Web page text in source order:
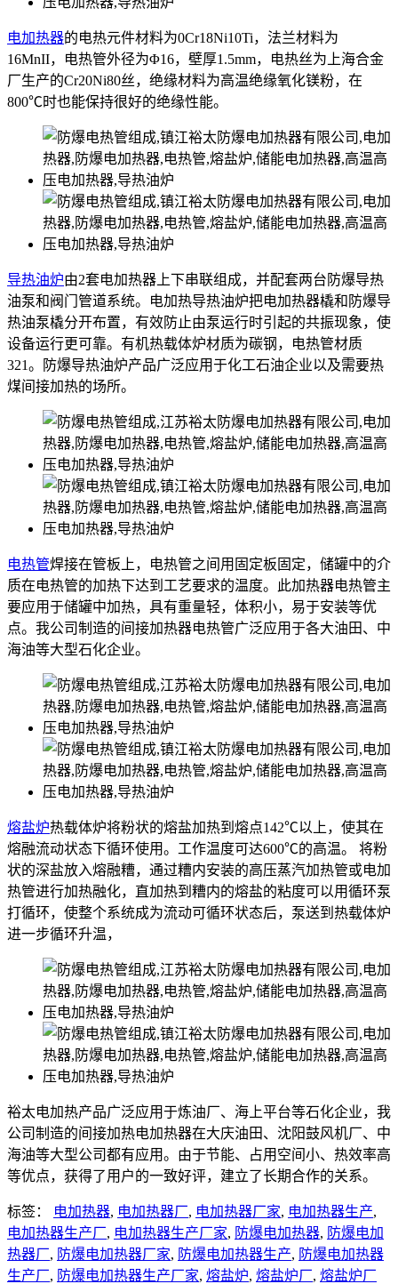
电加热器的电热元件材料为0Cr18Ni10Ti，法兰材料为
16MnII，电热管外径为Φ16，壁厚1.5mm，电热丝为上海合金
厂生产的Cr20Ni80丝，绝缘材料为高温绝缘氧化镁粉，在
800℃时也能保持很好的绝缘性能。
导热油炉由2套电加热器上下串联组成，并配套两台防爆导热
油泵和阀门管道系统。电加热导热油炉把电加热器橇和防爆导
热油泵橇分开布置，有效防止由泵运行时引起的共振现象，使
设备运行更可靠。有机热载体炉材质为碳钢，电热管材质
321。防爆导热油炉产品广泛应用于化工石油企业以及需要热
煤间接加热的场所。
电热管焊接在管板上，电热管之间用固定板固定，储罐中的介
质在电热管的加热下达到工艺要求的温度。此加热器电热管主
要应用于储罐中加热，具有重量轻，体积小，易于安装等优
点。我公司制造的间接加热器电热管广泛应用于各大油田、中
海油等大型石化企业。
熔盐炉热载体炉将粉状的熔盐加热到熔点142℃以上，使其在
熔融流动状态下循环使用。工作温度可达600℃的高温。 将粉
状的深盐放入熔融糟，通过糟内安装的高压蒸汽加热管或电加
热管进行加热融化，直加热到糟内的熔盐的粘度可以用循环泵
打循环，使整个系统成为流动可循环状态后，泵送到热载体炉
进一步循环升温，
裕太电加热产品广泛应用于炼油厂、海上平台等石化企业，我
公司制造的间接加热电加热器在大庆油田、沈阳鼓风机厂、中
海油等大型公司都有应用。由于节能、占用空间小、热效率高
等优点，获得了用户的一致好评，建立了长期合作的关系。
标签： 电加热器, 电加热器厂, 电加热器厂家, 电加热器生产,
电加热器生产厂, 电加热器生产厂家, 防爆电加热器, 防爆电加
热器厂, 防爆电加热器厂家, 防爆电加热器生产, 防爆电加热器
生产厂, 防爆电加热器生产厂家, 熔盐炉, 熔盐炉厂, 熔盐炉厂